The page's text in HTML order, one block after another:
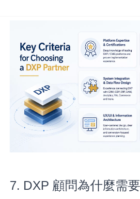
7. DXP 顧問為什麼需